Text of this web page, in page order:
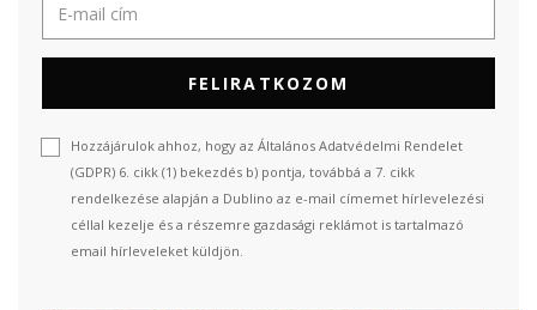
FELIRATKOZOM
Hozzájárulok ahhoz, hogy az Általános Adatvédelmi Rendelet
(GDPR) 6. cikk (1) bekezdés b) pontja, továbbá a 7. cikk
rendelkezése alapján a Dublino az e-mail címemet hírlevelezési
céllal kezelje és a részemre gazdasági reklámot is tartalmazó
email hírleveleket küldjön.